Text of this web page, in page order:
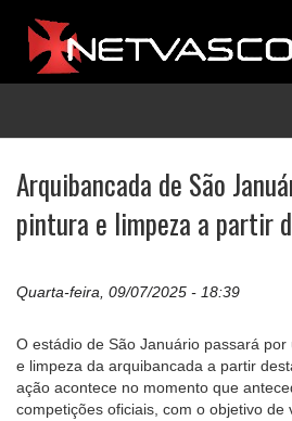
Arquibancada de São
pintura e limpeza a partir
Quarta-feira, 09/07/2025 - 18:39
O estádio de São Januário passará
e limpeza da arquibancada a partir
ação acontece no momento que
competições oficiais, com o objetivo de